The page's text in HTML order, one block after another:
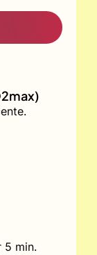
5 min.